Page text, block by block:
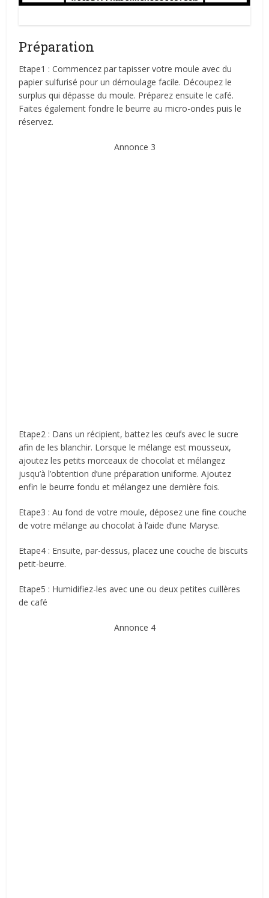
Préparation
Etape1 : Commencez par tapisser votre moule avec du
papier sulfurisé pour un démoulage facile. Découpez le
surplus qui dépasse du moule. Préparez ensuite le café.
Faites également fondre le beurre au micro-ondes puis le
réservez.
Annonce 3
Etape2 : Dans un récipient, battez les œufs avec le sucre
afin de les blanchir. Lorsque le mélange est mousseux,
ajoutez les petits morceaux de chocolat et mélangez
jusqu’à l’obtention d’une préparation uniforme. Ajoutez
enfin le beurre fondu et mélangez une dernière fois.
Etape3 : Au fond de votre moule, déposez une fine couche
de votre mélange au chocolat à l’aide d’une Maryse.
Etape4 : Ensuite, par-dessus, placez une couche de biscuits
petit-beurre.
Etape5 : Humidifiez-les avec une ou deux petites cuillères
de café
Annonce 4